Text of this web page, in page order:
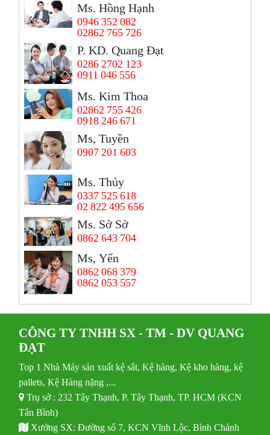
Ms. Hồng Hạnh
0946 352 082
02862 765 726
P. KD. Quang Đạt
0286 2702 123
0911 046 556
Ms. Kim Thoa
02862 755 426
0918 246 671
Ms, Tuyền
0907 201 603
Ms. Thủy
0337 525 618
02 822 495 656
Ms. Sở Sở
0862 643 704
Ms, Yến
0862 068 379
0862 053 557
CÔNG TY TNHH SX - TM - DV QUANG
ĐẠT
Top 1 Nhà Máy sản xuất kệ sắt, Kệ hàng, Kệ kho hàng, kệ
pallets, Kệ Hàng nặng ,...
Trụ sở : 232 Tây Thạnh, P. Tây Thạnh, TP. HCM (KCN
Tân Bình)
Xưởng SX: Đường số 7, KCN Vĩnh Lộc, Bình Chánh